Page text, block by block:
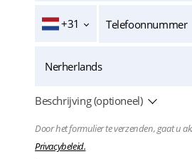
+31
Beschrijving (optioneel)
Door het formulier te verzenden, gaat u
Privacybeleid.